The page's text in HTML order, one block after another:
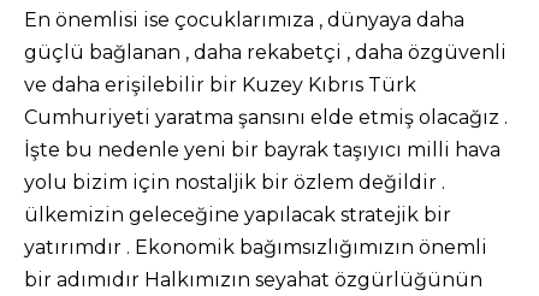
En önemlisi ise çocuklarımıza , dünyaya daha
güçlü bağlanan , daha rekabetçi , daha özgüvenli
ve daha erişilebilir bir Kuzey Kıbrıs Türk
Cumhuriyeti yaratma şansını elde etmiş olacağız .
İşte bu nedenle yeni bir bayrak taşıyıcı milli hava
yolu bizim için nostaljik bir özlem değildir .
ülkemizin geleceğine yapılacak stratejik bir
yatırımdır . Ekonomik bağımsızlığımızın önemli
bir adımıdır Halkımızın seyahat özgürlüğünün